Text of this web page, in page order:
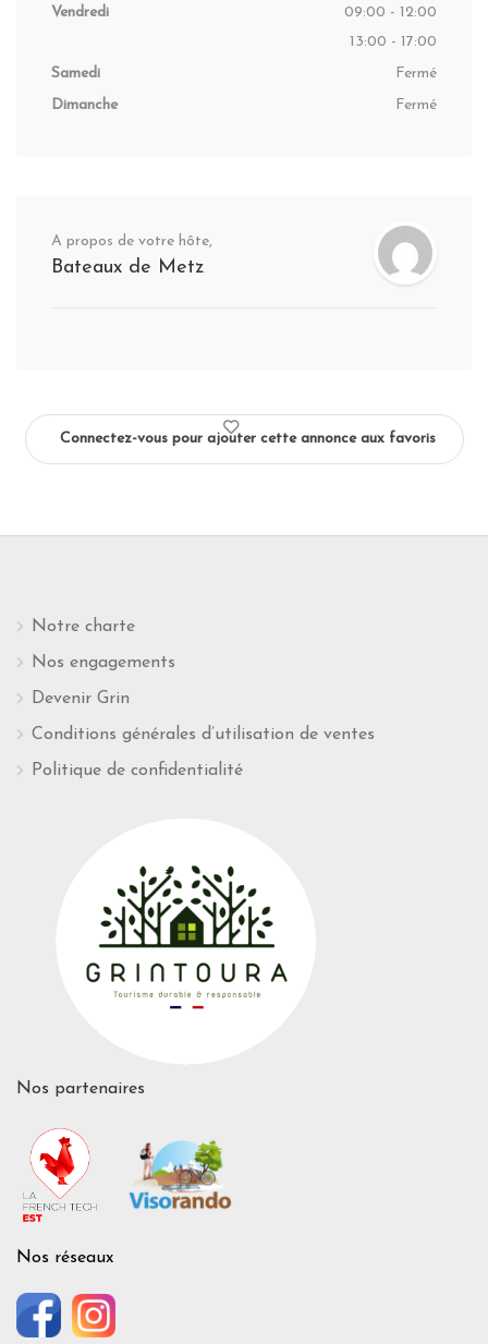
Vendredi
09:00 - 12:00
13:00 - 17:00
Samedi
Fermé
Dimanche
Fermé
A propos de votre hôte,
Bateaux de Metz
Connectez-vous pour ajouter cette annonce aux favoris
Notre charte
Nos engagements
Devenir Grin
Conditions générales d’utilisation de ventes
Politique de confidentialité
Nos partenaires
Nos réseaux